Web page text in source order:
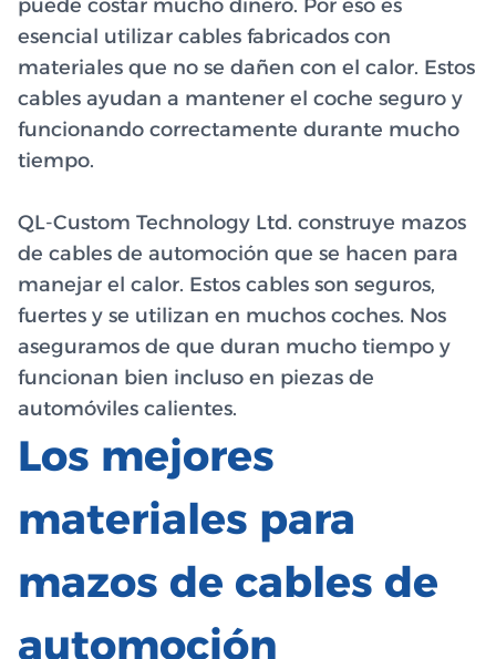
puede costar mucho dinero. Por eso es
esencial utilizar cables fabricados con
materiales que no se dañen con el calor. Estos
cables ayudan a mantener el coche seguro y
funcionando correctamente durante mucho
tiempo.
QL-Custom Technology Ltd. construye mazos
de cables de automoción que se hacen para
manejar el calor. Estos cables son seguros,
fuertes y se utilizan en muchos coches. Nos
aseguramos de que duran mucho tiempo y
funcionan bien incluso en piezas de
automóviles calientes.
Los mejores
materiales para
mazos de cables de
automoción